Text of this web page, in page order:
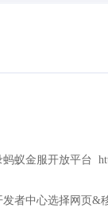
蚁金服开放平台
发者中心选择网页&